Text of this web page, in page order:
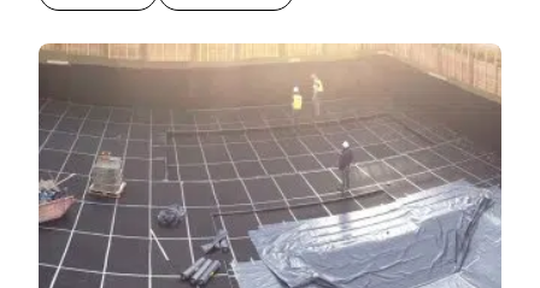
Danish